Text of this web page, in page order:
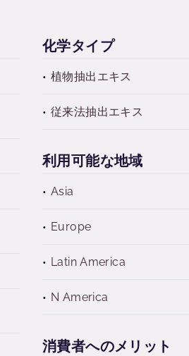
化学タイプ
植物抽出エキス
従来法抽出エキス
利用可能な地域
Asia
Europe
Latin America
N America
消費者へのメリット